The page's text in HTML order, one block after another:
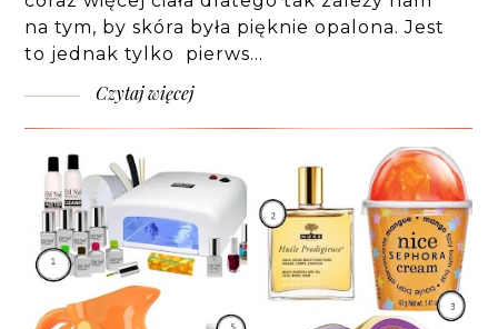
na tym, by skóra była pięknie opalona. Jest
to jednak tylko pierws…
Czytaj więcej